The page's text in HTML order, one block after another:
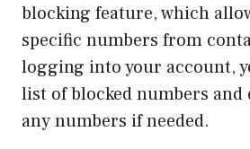
blocking feature, which
specific numbers from
logging into your account,
list of blocked numbers and
any numbers if needed.